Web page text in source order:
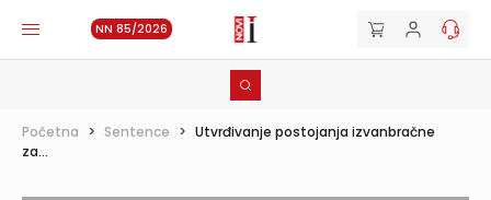
NN 85/2026
Početna > Sentence > Utvrđivanje postojanja izvanbračne
za...